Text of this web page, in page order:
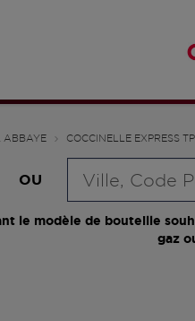
ABBAYE COCCINELLE EXPRESS
OU
le modèle de bouteille
gaz